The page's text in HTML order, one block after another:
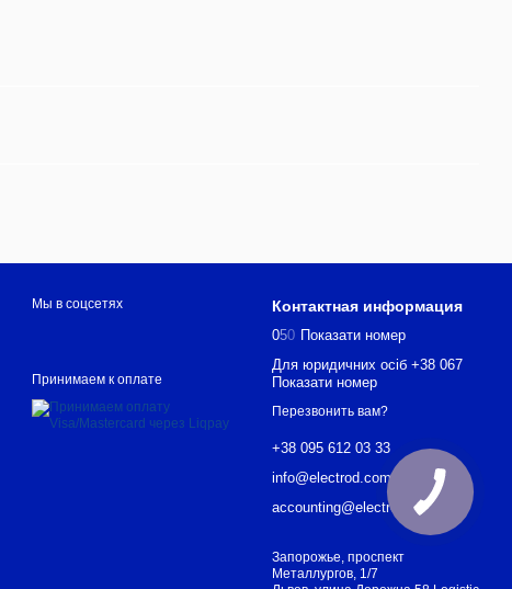
Мы в соцсетях
Принимаем к оплате
Контактная информация
050 Показати номер
Для юридичних осіб +38 067
Показати номер
Перезвонить вам?
+38 095 612 03 33
info@electrod.com.ua
accounting@electrod.com.ua
Запорожье, проспект
Металлургов, 1/7